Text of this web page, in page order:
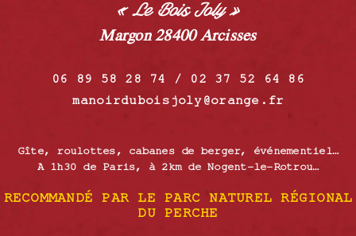
« Le Bois Joly »
Margon 28400 Arcisses
06 89 58 28 74 / 02 37 52 64 86
manoirduboisjoly@orange.fr
Gîte, roulottes, cabanes de berger, événementiel…
A 1h30 de Paris, à 2km de Nogent-le-Rotrou…
RECOMMANDÉ PAR LE PARC NATUREL RÉGIONAL
DU PERCHE